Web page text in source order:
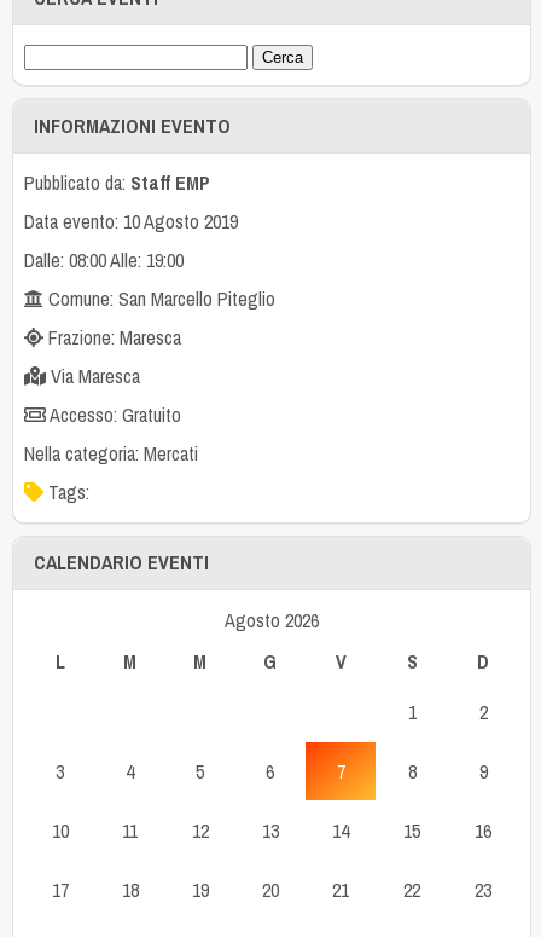
INFORMAZIONI EVENTO
Pubblicato da: Staff EMP
Data evento: 10 Agosto 2019
Dalle: 08:00 Alle: 19:00
Comune: San Marcello Piteglio
Frazione: Maresca
Via Maresca
Accesso: Gratuito
Nella categoria: Mercati
Tags:
CALENDARIO EVENTI
Agosto 2026
L
M M G V S D
1 2
3 4 5 6 7 8 9
10 11 12 13 14 15 16
17 18 19 20 21 22 23